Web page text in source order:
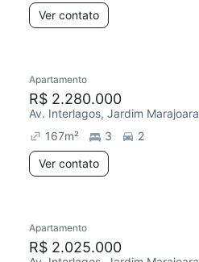
Ver contato
Apartamento
R$ 2.280.000
Av. Interlagos, Jardim Marajoara
167m² 3
2
Ver contato
Apartamento
R$ 2.025.000